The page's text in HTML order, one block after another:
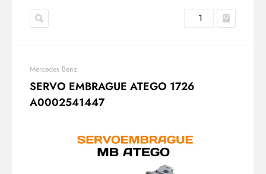
Mercedes Benz
SERVO EMBRAGUE ATEGO 1726
A0002541447